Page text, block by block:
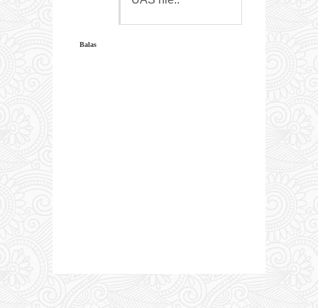
Balas